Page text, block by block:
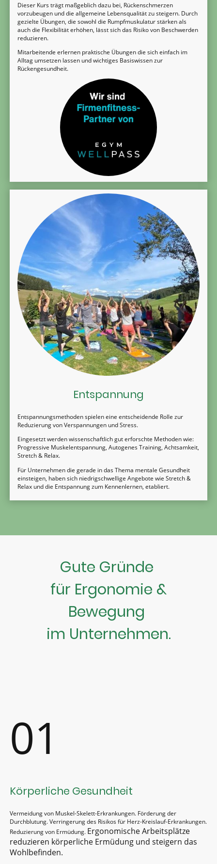
Dieser Kurs trägt maßgeblich dazu bei, Rückenschmerzen
vorzubeugen und die allgemeine Lebensqualität zu steigern. Durch
gezielte Übungen, die sowohl die Rumpfmuskulatur stärken als
auch die Flexibilität erhöhen, lässt sich das Risiko von Beschwerden
reduzieren.
Mitarbeitende erlernen praktische Übungen die sich einfach im
Alltag umsetzen lassen und wichtiges Basiswissen zur
Rückengesundheit.
Entspannung
Entspannungsmethoden spielen eine entscheidende Rolle zur
Reduzierung von Verspannungen und Stress.
Eingesetzt werden wissenschaftlich gut erforschte Methoden wie:
Progressive Muskelentspannung, Autogenes Training, Achtsamkeit,
Stretch & Relax.
Für Unternehmen die gerade in das Thema mentale Gesundheit
einsteigen, haben sich niedrigschwellige Angebote wie Stretch &
Relax und die Entspannung zum Kennenlernen, etabliert.
Gute Gründe
für Ergonomie &
Bewegung
im Unternehmen.
01
Körperliche Gesundheit
Vermeidung von Muskel-Skelett-Erkrankungen. Förderung der
Durchblutung. Verringerung des Risikos für Herz-Kreislauf-Erkrankungen.
Reduzierung von Ermüdung. Ergonomische Arbeitsplätze
reduzieren körperliche Ermüdung und steigern das
Wohlbefinden.